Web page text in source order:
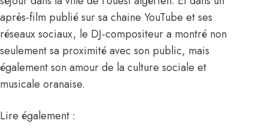
après-film publié sur sa chaine YouTube et ses
réseaux sociaux, le DJ-compositeur a montré non
seulement sa proximité avec son public, mais
également son amour de la culture sociale et
musicale oranaise.
Lire également :